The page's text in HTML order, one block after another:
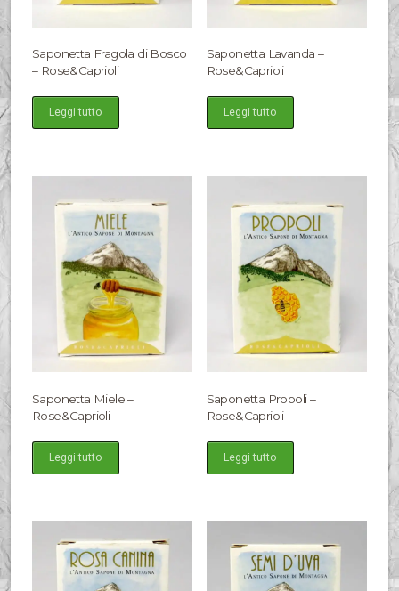
Saponetta Fragola di Bosco
– Rose&Caprioli
Leggi tutto
Saponetta Lavanda –
Rose&Caprioli
Leggi tutto
Saponetta Miele –
Rose&Caprioli
Leggi tutto
Saponetta Propoli –
Rose&Caprioli
Leggi tutto